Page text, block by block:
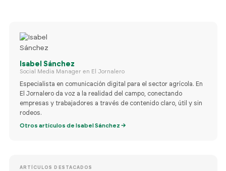
Isabel Sánchez
Social Media Manager en El Jornalero
Especialista en comunicación digital para el sector agrícola. En
El Jornalero da voz a la realidad del campo, conectando
empresas y trabajadores a través de contenido claro, útil y sin
rodeos.
Otros artículos de Isabel Sánchez →
ARTÍCULOS DESTACADOS